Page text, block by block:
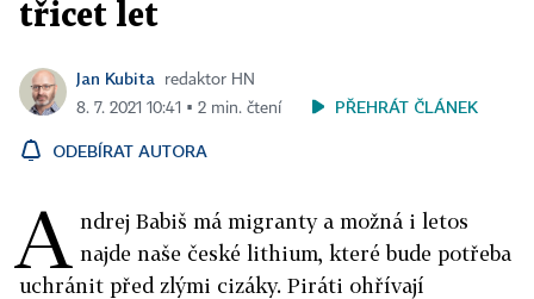
třicet let
Jan Kubita
redaktor HN
8. 7. 2021 10:41 ▪ 2 min. čtení
PŘEHRÁT ČLÁNEK
ODEBÍRAT AUTORA
A ndrej Babiš má migranty a možná i letos
najde naše české lithium, které bude potřeba
uchránit před zlými cizáky. Piráti ohřívají